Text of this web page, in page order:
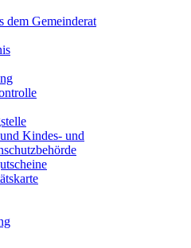
dem Gemeinderat
Kindes- und